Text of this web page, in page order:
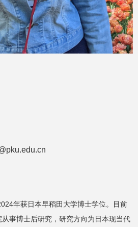
年获日本早稻田大学博士学位。目前
事博士后研究，研究方向为日本现当代